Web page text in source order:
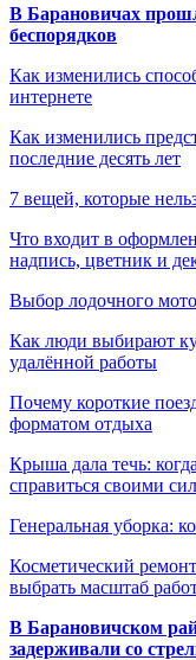
В Барановичах
беспорядков
Как изменились
интернете
Как изменились
последние десять лет
7 вещей, которые
Что входит в
надпись, цветник и
Выбор лодочного
Как люди выбирают
удалённой работы
Почему короткие
форматом отдыха
Крыша дала течь:
справиться своими
Генеральная уборка:
Косметический
выбрать масштаб
В Барановичском
задерживали со